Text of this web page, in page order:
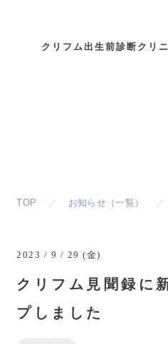
クリフム出生前診断クリ
TOP お知らせ（一覧）
2023 / 9 / 29 (金)
クリフム見聞録に
プしました